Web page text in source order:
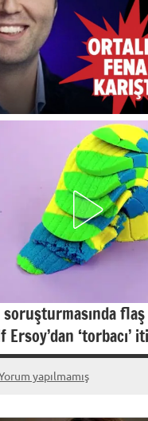
‘torbacı’
yapılmamış